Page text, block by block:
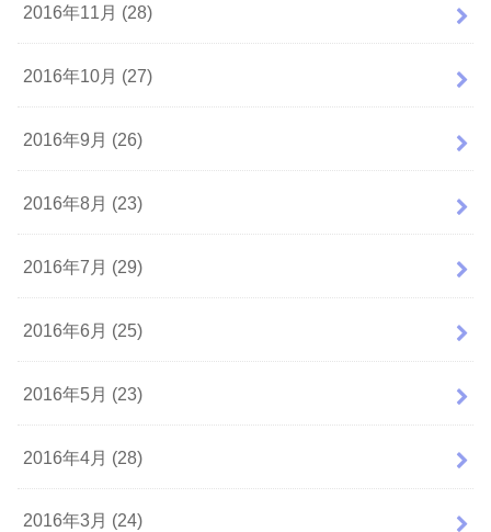
2016年11月 (28)
2016年10月 (27)
2016年9月 (26)
2016年8月 (23)
2016年7月 (29)
2016年6月 (25)
2016年5月 (23)
2016年4月 (28)
2016年3月 (24)